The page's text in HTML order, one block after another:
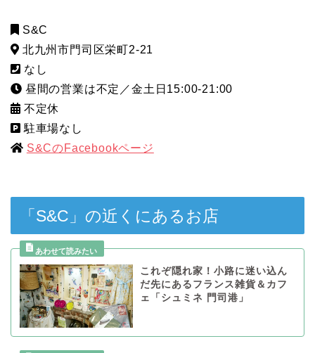
S&C
北九州市門司区栄町2-21
なし
昼間の営業は不定／金土日15:00-21:00
不定休
駐車場なし
S&CのFacebookページ
「S&C」の近くにあるお店
これぞ隠れ家！小路に迷い込ん
だ先にあるフランス雑貨＆カフ
ェ「シュミネ 門司港」